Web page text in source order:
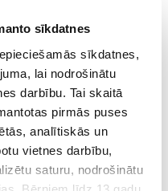
sīkdatnes
sīkdatnes,
lai nodrošinātu
darbību. Tai skaitā
pirmās puses
analītiskās un
vietnes darbību,
saturu, nodrošinātu
cenām
I